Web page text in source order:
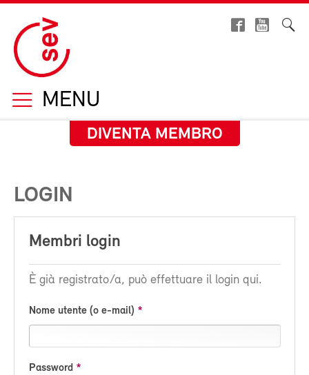
MENU
DIVENTA MEMBRO
LOGIN
Membri login
È già registrato/a, può effettuare il login qui.
Nome utente (o e-mail)
Password